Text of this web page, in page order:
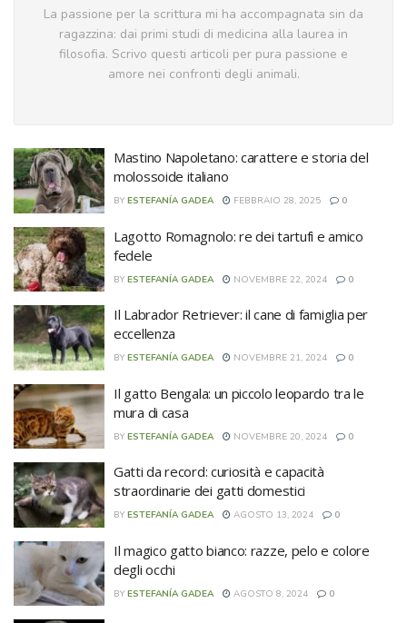
La passione per la scrittura mi ha accompagnata sin da
ragazzina: dai primi studi di medicina alla laurea in
filosofia. Scrivo questi articoli per pura passione e
amore nei confronti degli animali.
Mastino Napoletano: carattere e storia del
molossoide italiano
BY ESTEFANÍA GADEA FEBBRAIO 28, 2025 0
Lagotto Romagnolo: re dei tartufi e amico
fedele
BY ESTEFANÍA GADEA NOVEMBRE 22, 2024 0
Il Labrador Retriever: il cane di famiglia per
eccellenza
BY ESTEFANÍA GADEA NOVEMBRE 21, 2024 0
Il gatto Bengala: un piccolo leopardo tra le
mura di casa
BY ESTEFANÍA GADEA NOVEMBRE 20, 2024 0
Gatti da record: curiosità e capacità
straordinarie dei gatti domestici
BY ESTEFANÍA GADEA AGOSTO 13, 2024 0
Il magico gatto bianco: razze, pelo e colore
degli occhi
BY ESTEFANÍA GADEA AGOSTO 8, 2024 0